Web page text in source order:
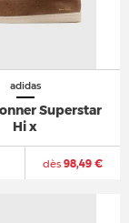
adidas
Superstar
Hi x
dès98,49 €